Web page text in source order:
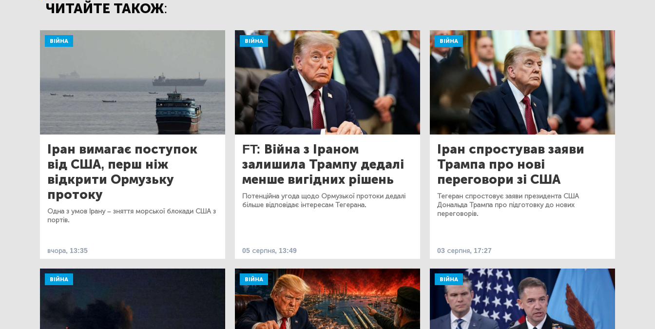
ЧИТАЙТЕ ТАКОЖ:
ВІЙНА
Іран вимагає поступок
від США, перш ніж
відкрити Ормузьку
протоку
Одна з умов Ірану – зняття морської блокади США з
портів.
вчора, 13:35
ВІЙНА
FT: Війна з Іраном
залишила Трампу дедалі
менше вигідних рішень
Потенційна угода щодо Ормузької протоки дедалі
більше відповідає інтересам Тегерана.
05 серпня, 13:49
ВІЙНА
Іран спростував заяви
Трампа про нові
переговори зі США
Тегеран спростовує заяви президента США
Дональда Трампа про підготовку до нових
переговорів.
03 серпня, 17:27
ВІЙНА ВІЙНА ВІЙНА